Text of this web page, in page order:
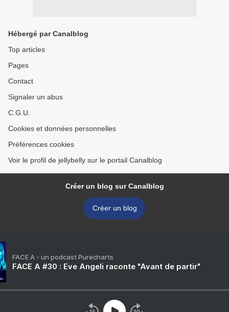
Hébergé par Canalblog
Top articles
Pages
Contact
Signaler un abus
C.G.U.
Cookies et données personnelles
Préférences cookies
Voir le profil de jellybelly sur le portail Canalblog
Créer un blog sur Canalblog
Créer un blog
FACE A - un podcast Purecharts
FACE A #30 : Eve Angeli raconte "Avant de partir"